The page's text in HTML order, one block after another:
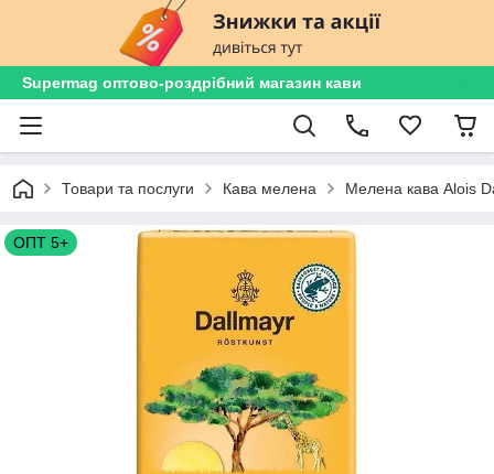
Supermag оптово-роздрібний магазин кави
Товари та послуги Кава мелена Мелена кава Alois
ОПТ 5+